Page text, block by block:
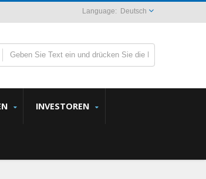
Deutsch
INVESTOREN